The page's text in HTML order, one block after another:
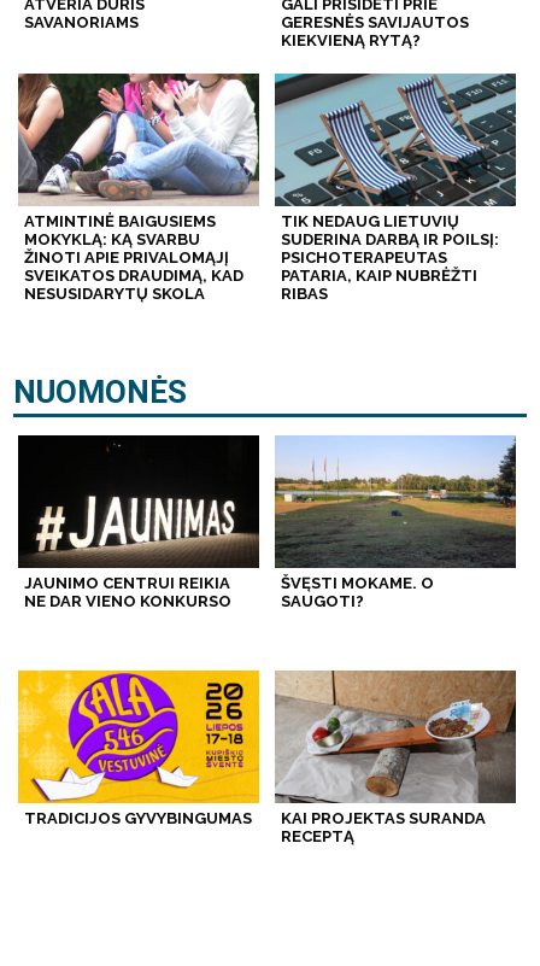
ATVERIA DURIS
SAVANORIAMS
GALI PRISIDĖTI PRIE
GERESNĖS SAVIJAUTOS
KIEKVIENĄ RYTĄ?
ATMINTINĖ BAIGUSIEMS
MOKYKLĄ: KĄ SVARBU
ŽINOTI APIE PRIVALOMĄJĮ
SVEIKATOS DRAUDIMĄ, KAD
NESUSIDARYTŲ SKOLA
TIK NEDAUG LIETUVIŲ
SUDERINA DARBĄ IR POILSĮ:
PSICHOTERAPEUTAS
PATARIA, KAIP NUBRĖŽTI
RIBAS
NUOMONĖS
JAUNIMO CENTRUI REIKIA
NE DAR VIENO KONKURSO
ŠVĘSTI MOKAME. O
SAUGOTI?
TRADICIJOS GYVYBINGUMAS
KAI PROJEKTAS SURANDA
RECEPTĄ